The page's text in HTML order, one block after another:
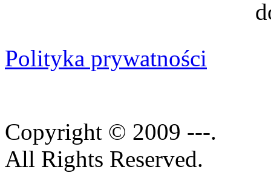
Polityka prywatności
Copyright © 2009 ---.
All Rights Reserved.